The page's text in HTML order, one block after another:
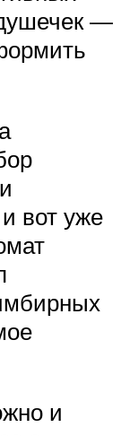
—
вот уже
и